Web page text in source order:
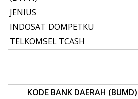
JENIUS
INDOSAT DOMPETKU
TELKOMSEL TCASH
KODE BANK DAERAH (BUMD)